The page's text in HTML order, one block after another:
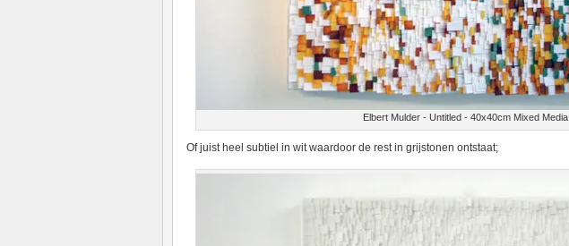
Elbert Mulder - Untitled - 40x40cm Mixed Media
Of juist heel subtiel in wit waardoor de rest in grijstonen ontstaat;